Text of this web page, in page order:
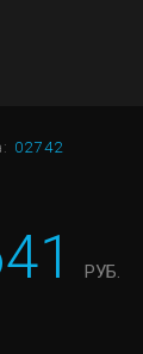
02742
РУБ.